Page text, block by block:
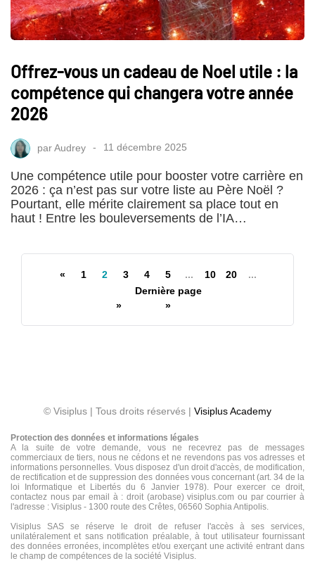
Offrez-vous un cadeau de Noel utile : la
compétence qui changera votre année
2026
parAudrey 11 décembre 2025
Une compétence utile pour booster votre carrière en
2026 : ça n’est pas sur votre liste au Père Noël ?
Pourtant, elle mérite clairement sa place tout en
haut ! Entre les bouleversements de l’IA…
« 1 2 3 4 5 ... 10 20 ...
»
Dernière page
»
© Visiplus | Tous droits réservés | Visiplus Academy
Protection des données et informations légales
A la suite de votre demande, vous ne recevrez pas de messages
commerciaux de tiers, nous ne cédons et ne revendons pas vos adresses et
informations personnelles. Vous disposez d'un droit d'accès, de modification,
de rectification et de suppression des données vous concernant (art. 34 de la
loi Informatique et Libertés du 6 Janvier 1978). Pour exercer ce droit,
contactez nous par email à : droit (arobase) visiplus.com ou par courrier à
l'adresse : Visiplus - 1300 route des Crêtes, 06560 Sophia Antipolis.
Visiplus SAS se réserve le droit de refuser l'accès à ses services,
unilatéralement et sans notification préalable, à tout utilisateur fournissant
des données erronées, incomplètes et/ou exerçant une activité entrant dans
le champ de compétences de la société Visiplus.